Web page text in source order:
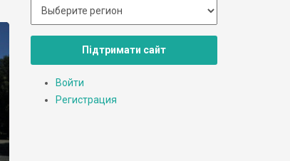
Підтримати сайт
Войти
Регистрация